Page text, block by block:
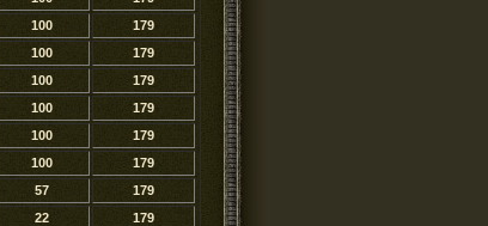
100
179
100
179
100
179
100
179
100
179
100
179
57
179
22
179